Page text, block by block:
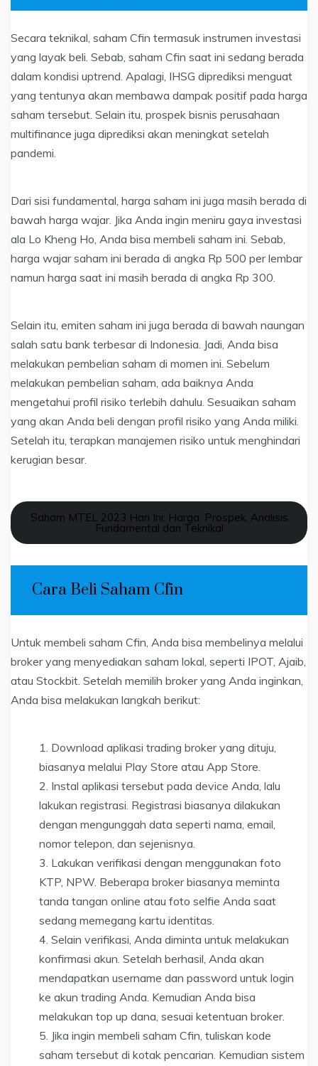
Secara teknikal, saham Cfin termasuk instrumen investasi
yang layak beli. Sebab, saham Cfin saat ini sedang berada
dalam kondisi uptrend. Apalagi, IHSG diprediksi menguat
yang tentunya akan membawa dampak positif pada harga
saham tersebut. Selain itu, prospek bisnis perusahaan
multifinance juga diprediksi akan meningkat setelah
pandemi.
Dari sisi fundamental, harga saham ini juga masih berada di
bawah harga wajar. Jika Anda ingin meniru gaya investasi
ala Lo Kheng Ho, Anda bisa membeli saham ini. Sebab,
harga wajar saham ini berada di angka Rp 500 per lembar
namun harga saat ini masih berada di angka Rp 300.
Selain itu, emiten saham ini juga berada di bawah naungan
salah satu bank terbesar di Indonesia. Jadi, Anda bisa
melakukan pembelian saham di momen ini. Sebelum
melakukan pembelian saham, ada baiknya Anda
mengetahui profil risiko terlebih dahulu. Sesuaikan saham
yang akan Anda beli dengan profil risiko yang Anda miliki.
Setelah itu, terapkan manajemen risiko untuk menghindari
kerugian besar.
Saham MTEL 2023 Hari Ini: Harga, Prospek, Analisis
Fundamental dan Teknikal
Cara Beli Saham Cfin
Untuk membeli saham Cfin, Anda bisa membelinya melalui
broker yang menyediakan saham lokal, seperti IPOT, Ajaib,
atau Stockbit. Setelah memilih broker yang Anda inginkan,
Anda bisa melakukan langkah berikut:
Download aplikasi trading broker yang dituju,
biasanya melalui Play Store atau App Store.
Instal aplikasi tersebut pada device Anda, lalu
lakukan registrasi. Registrasi biasanya dilakukan
dengan mengunggah data seperti nama, email,
nomor telepon, dan sejenisnya.
Lakukan verifikasi dengan menggunakan foto
KTP, NPW. Beberapa broker biasanya meminta
tanda tangan online atau foto selfie Anda saat
sedang memegang kartu identitas.
Selain verifikasi, Anda diminta untuk melakukan
konfirmasi akun. Setelah berhasil, Anda akan
mendapatkan username dan password untuk login
ke akun trading Anda. Kemudian Anda bisa
melakukan top up dana, sesuai ketentuan broker.
Jika ingin membeli saham Cfin, tuliskan kode
saham tersebut di kotak pencarian. Kemudian sistem